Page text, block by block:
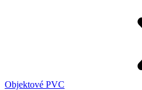
Objektové PVC